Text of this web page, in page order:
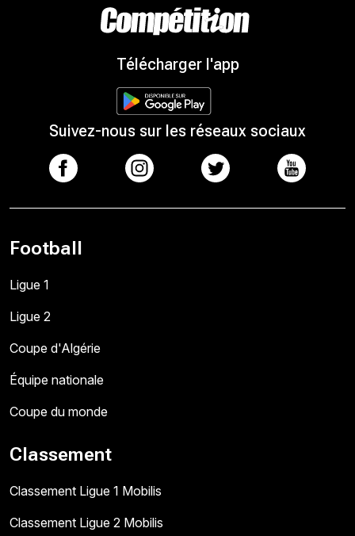
Télécharger l'app
Suivez-nous sur les réseaux sociaux
Football
Ligue 1
Ligue 2
Coupe d'Algérie
Équipe nationale
Coupe du monde
Classement
Classement Ligue 1 Mobilis
Classement Ligue 2 Mobilis